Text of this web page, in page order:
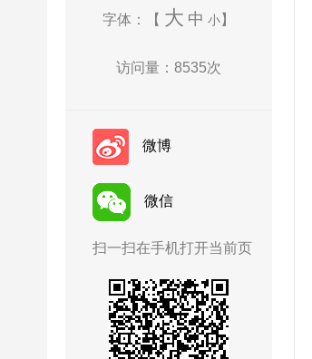
字体：【 大 中 小】
访问量： 8535次
微博
微信
扫一扫在手机打开当前页